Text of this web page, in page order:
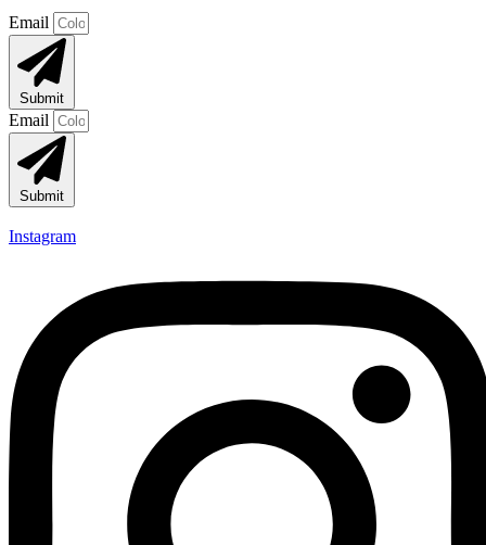
Email
Submit
Email
Submit
Instagram